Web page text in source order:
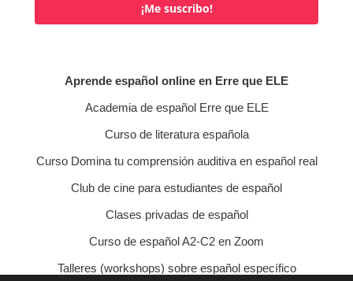
¡Me suscribo!
Aprende español online en Erre que ELE
Academia de español Erre que ELE
Curso de literatura española
Curso Domina tu comprensión auditiva en español real
Club de cine para estudiantes de español
Clases privadas de español
Curso de español A2-C2 en Zoom
Talleres (workshops) sobre español específico